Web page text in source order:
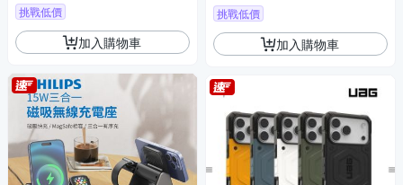
挑戰低價
加入購物車
挑戰低價
加入購物車